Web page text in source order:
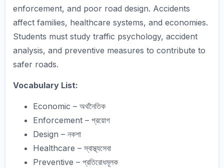
enforcement, and poor road design. Accidents
affect families, healthcare systems, and economies.
Students must study traffic psychology, accident
analysis, and preventive measures to contribute to
safer roads.
Vocabulary List:
Economic – অর্থনৈতিক
Enforcement – প্রয়োগ
Design – নকশা
Healthcare – স্বাস্থ্যসেবা
Preventive – প্রতিরোধমূলক